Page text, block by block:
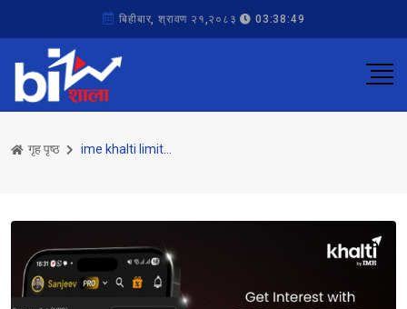
बिहीबार, श्रावण २१,२०८३ 03:38:49
गृह पृष्ठ